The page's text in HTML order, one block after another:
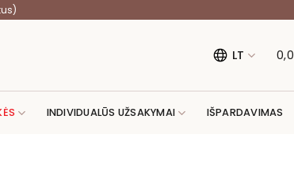
LT
INDIVIDUALŪS UŽSAKYMAI IŠPARDAVIMAS